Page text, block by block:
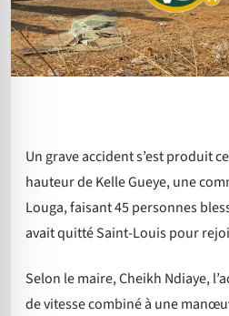
Un grave accident s’est produit
hauteur de Kelle Gueye, une
Louga, faisant 45 personnes
avait quitté Saint-Louis pour
Selon le maire, Cheikh Ndiaye,
de vitesse combiné à une